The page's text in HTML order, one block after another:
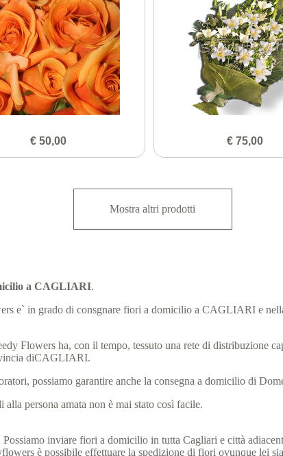
€ 50,00 € 75,00
Mostra altri prodotti
a CAGLIARI.
e` in grado di consgnare fiori a domicilio a CAGLIARI e
Flowers ha, con il tempo, tessuto una rete di distribuzione
diCAGLIARI.
possiamo garantire anche la consegna a domicilio di
persona amata non è mai stato così facile.
inviare fiori a domicilio in tutta Cagliari e città
è possibile effettuare la spedizione di fiori ovunque lei